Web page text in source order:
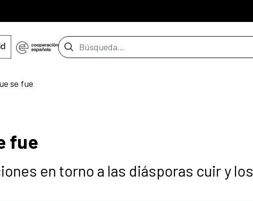
Barra de búsqueda
se fue
fue
en torno a las diásporas cuir y los